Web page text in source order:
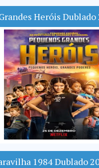
Heróis Dublado
1984 Dublado